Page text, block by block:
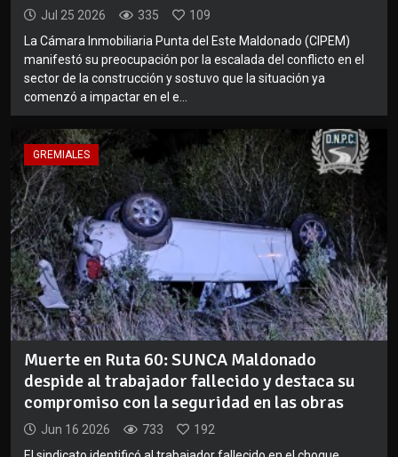
Jul 25 2026 335
109
La Cámara Inmobiliaria Punta del Este Maldonado (CIPEM)
manifestó su preocupación por la escalada del conflicto en el
sector de la construcción y sostuvo que la situación ya
comenzó a impactar en el e...
GREMIALES
Muerte en Ruta 60: SUNCA Maldonado
despide al trabajador fallecido y destaca su
compromiso con la seguridad en las obras
Jun 16 2026 733
192